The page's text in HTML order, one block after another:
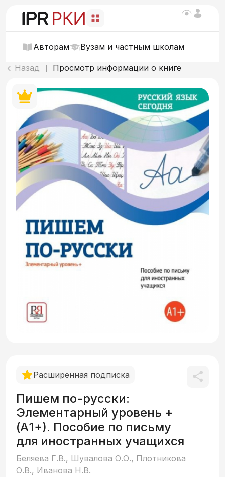
Авторам Вузам и частным школам
Назад Просмотр информации о книге
Расширенная подписка
Пишем по-русски:
Элементарный уровень +
(А1+). Пособие по письму
для иностранных учащихся
Беляева Г.В., Шувалова О.О., Плотникова
О.В., Иванова Н.В.